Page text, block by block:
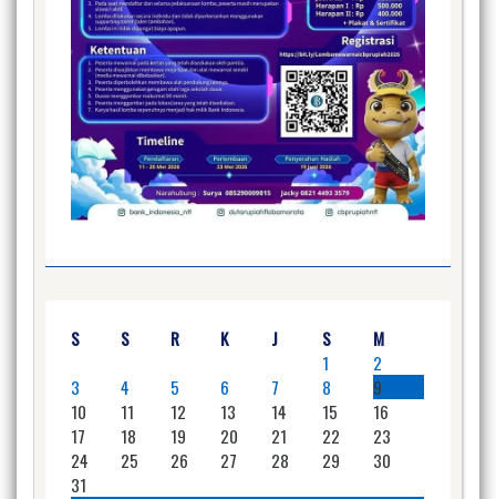
S S R K J S
M
1
2
3
4 5 6 7 8
9
10
11 12 13 14 15
16
17
18 19 20 21 22
23
24
25 26 27 28 29
30
31